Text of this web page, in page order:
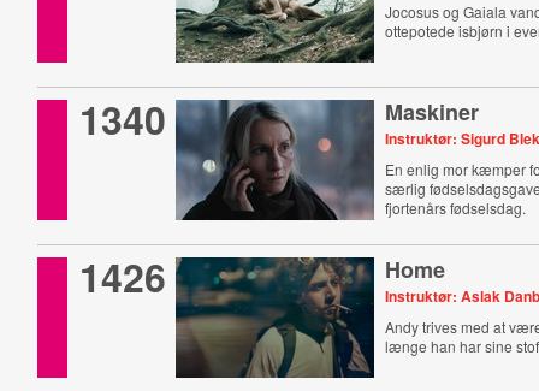
Jocosus og Gaiala
ottepotede isbjørn i
1340 Maskiner
Instruktør: Sigurd
En enlig mor kæmper
særlig
fjortenårs fødselsdag.
1426 Home
Instruktør: Aslak
Andy trives med at
længe han har sine